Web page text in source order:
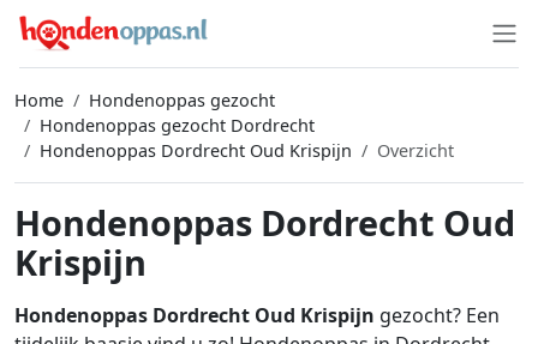
Home
Hondenoppas gezocht
Hondenoppas gezocht Dordrecht
Hondenoppas Dordrecht Oud Krispijn
Overzicht
Hondenoppas Dordrecht Oud
Krispijn
Hondenoppas Dordrecht Oud Krispijn gezocht? Een